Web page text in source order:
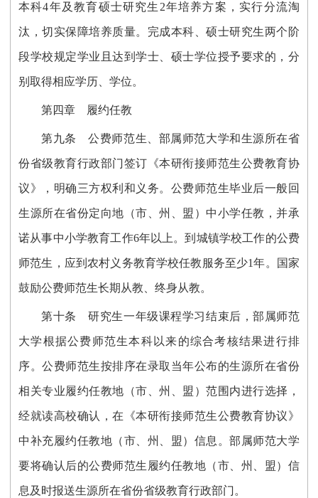
本科4年及教育硕士研究生2年培养方案，实行分流淘
汰，切实保障培养质量。完成本科、硕士研究生两个阶
段学校规定学业且达到学士、硕士学位授予要求的，分
别取得相应学历、学位。
第四章 履约任教
第九条 公费师范生、部属师范大学和生源所在省
份省级教育行政部门签订《本研衔接师范生公费教育协
议》，明确三方权利和义务。公费师范生毕业后一般回
生源所在省份定向地（市、州、盟）中小学任教，并承
诺从事中小学教育工作6年以上。到城镇学校工作的公费
师范生，应到农村义务教育学校任教服务至少1年。国家
鼓励公费师范生长期从教、终身从教。
第十条 研究生一年级课程学习结束后，部属师范
大学根据公费师范生本科以来的综合考核结果进行排
序。公费师范生按排序在录取当年公布的生源所在省份
相关专业履约任教地（市、州、盟）范围内进行选择，
经就读高校确认，在《本研衔接师范生公费教育协议》
中补充履约任教地（市、州、盟）信息。部属师范大学
要将确认后的公费师范生履约任教地（市、州、盟）信
息及时报送生源所在省份省级教育行政部门。